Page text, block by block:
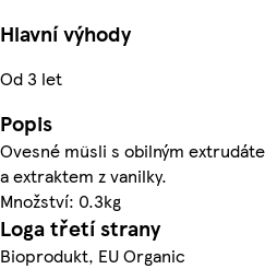
Hlavní výhody
Od 3 let
Popis
Ovesné müsli s obilným
a extraktem z vanilky.
Množství: 0.3kg
Loga třetí strany
Bioprodukt, EU Organic